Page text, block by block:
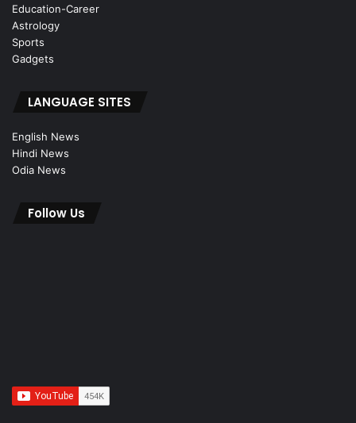
Education-Career
Astrology
Sports
Gadgets
LANGUAGE SITES
English News
Hindi News
Odia News
Follow Us